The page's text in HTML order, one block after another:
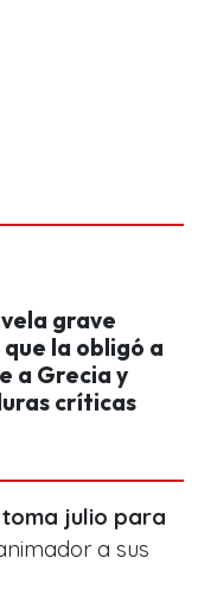
grave
la obligó a
a Grecia y
críticas
toma julio para
a sus